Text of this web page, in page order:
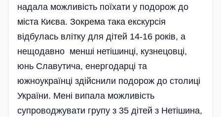
надала можливість поїхати у подорож до
міста Києва. Зокрема така екскурсія
відбулась влітку для дітей 14-16 років, а
нещодавно менші нетішинці, кузнецовці,
юнь Славутича, енергодарці та
южноукраїнці здійснили подорож до столиці
України. Мені випала можливість
супроводжувати групу з 35 дітей з Нетішина,